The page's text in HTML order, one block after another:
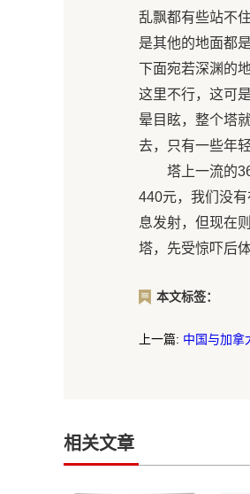
乱飘都有些站不
是其他的地面都
下面宛若深渊的
这里不行，这可
晕目眩，整个塔
去，只有一些年
塔上一流的360
440元，我们没
息发射，但现在
塔，先受惊吓后
本文标签：
上一篇: 中国与加拿
相关文章